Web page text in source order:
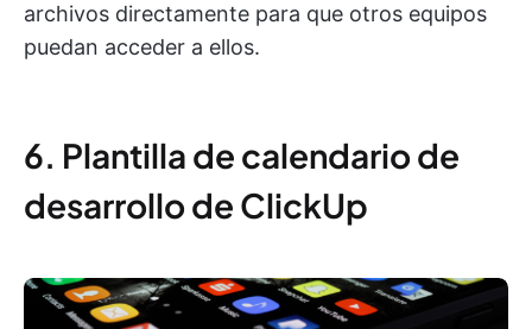
archivos directamente para que otros equipos
puedan acceder a ellos.
6. Plantilla de calendario de
desarrollo de ClickUp